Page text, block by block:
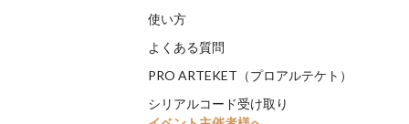
使い方
よくある質問
PRO ARTEKET（プロアルテケト）
シリアルコード受け取り